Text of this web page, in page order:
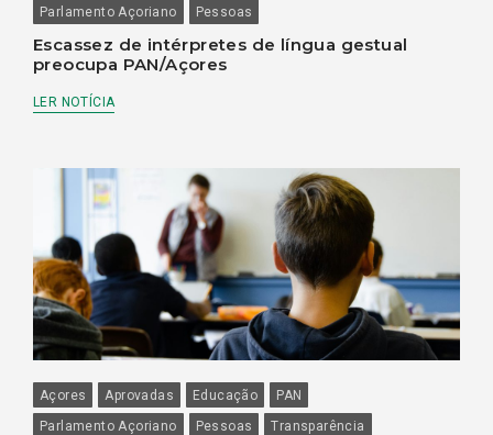
Parlamento Açoriano
Pessoas
Escassez de intérpretes de língua gestual
preocupa PAN/Açores
LER NOTÍCIA
Açores Aprovadas Educação
PAN
Parlamento Açoriano
Pessoas Transparência